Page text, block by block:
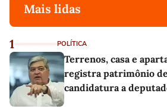
Mais lidas
1 POLÍTICA
Terrenos, casa e
registra patrimônio
candidatura a